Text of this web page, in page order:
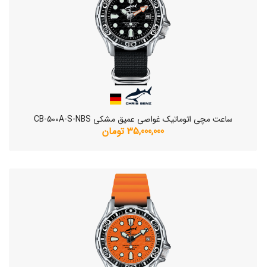
ساعت مچی اتوماتیک غواصی عمیق مشکی CB-500A-S-NBS
35,000,000 تومان